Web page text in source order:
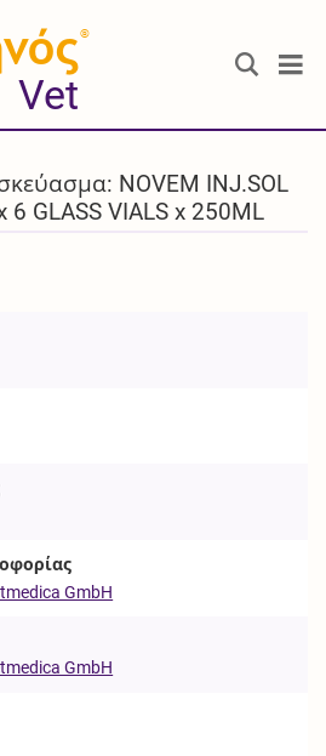
®
Vet
NOVEM INJ.SOL
GLASS VIALS x 250ML
GmbH
GmbH